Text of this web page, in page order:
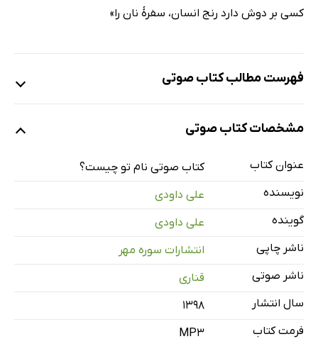
کسی بر دوش دارد رنج انسان، سفرۀ نان را»
فهرست مطالب کتاب صوتی
نمونه 1
معرفی
بخش 1
بخش 2
مشخصات کتاب صوتی
عنوان کتاب
کتاب صوتی نام تو چیست؟
نویسنده
علی داودی
گوینده
علی داودی
ناشر چاپی
انتشارات سوره مهر
ناشر صوتی
قناری
سال انتشار
۱۳۹۸
فرمت کتاب
MP3